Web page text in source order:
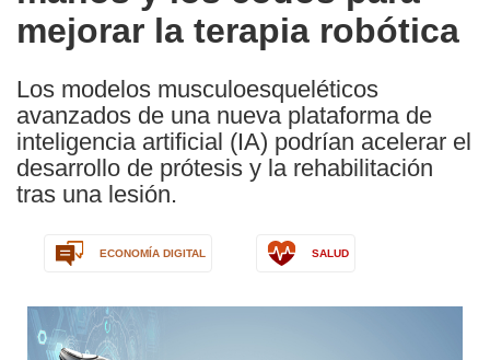
mejorar la terapia robótica
Los modelos musculoesqueléticos
avanzados de una nueva plataforma de
inteligencia artificial (IA) podrían acelerar el
desarrollo de prótesis y la rehabilitación
tras una lesión.
ECONOMÍA DIGITAL SALUD